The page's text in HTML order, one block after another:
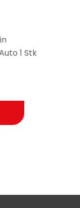
Glas,
1 Stk